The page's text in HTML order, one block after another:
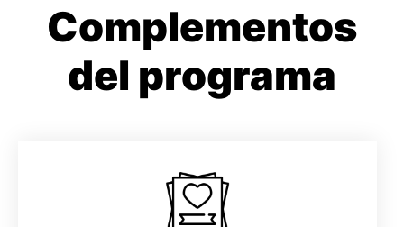
Complementos
del programa